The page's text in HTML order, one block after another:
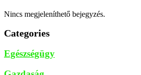
Nincs megjeleníthető bejegyzés.
Categories
Egészségügy